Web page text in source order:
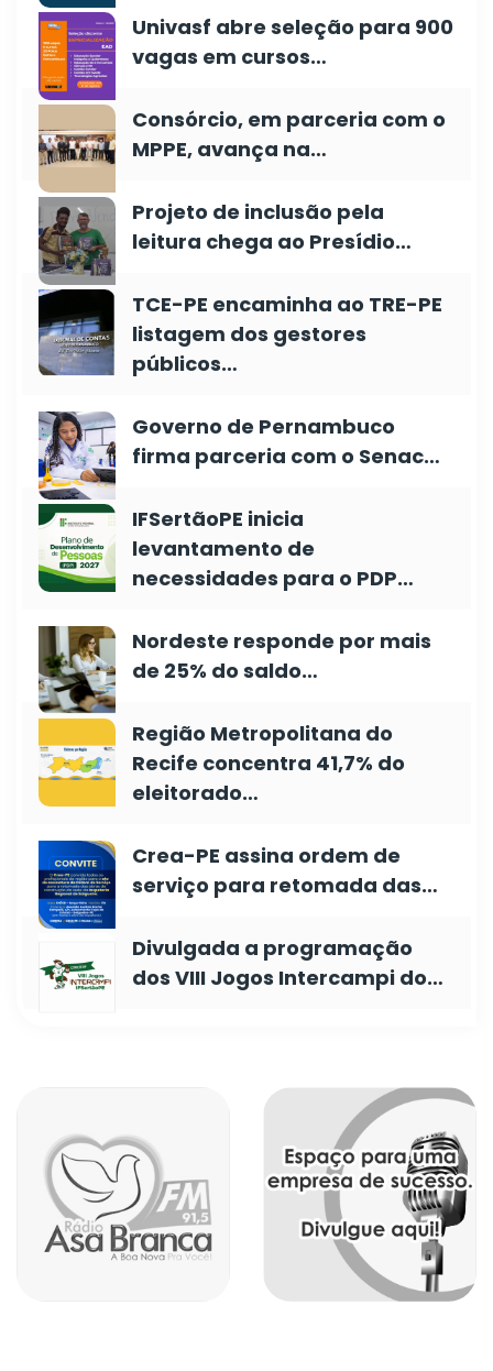
Univasf abre seleção para 900
vagas em cursos…
Consórcio, em parceria com o
MPPE, avança na…
Projeto de inclusão pela
leitura chega ao Presídio…
TCE-PE encaminha ao TRE-PE
listagem dos gestores
públicos…
Governo de Pernambuco
firma parceria com o Senac…
IFSertãoPE inicia
levantamento de
necessidades para o PDP…
Nordeste responde por mais
de 25% do saldo…
Região Metropolitana do
Recife concentra 41,7% do
eleitorado…
Crea-PE assina ordem de
serviço para retomada das…
Divulgada a programação
dos VIII Jogos Intercampi do…